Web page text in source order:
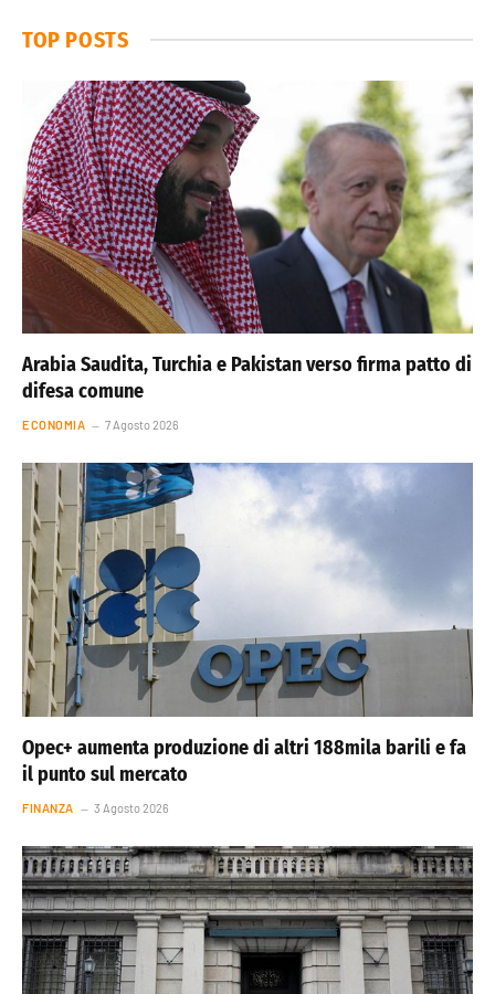
TOP POSTS
Arabia Saudita, Turchia e Pakistan verso firma patto di
difesa comune
ECONOMIA 7 Agosto 2026
Opec+ aumenta produzione di altri 188mila barili e fa
il punto sul mercato
FINANZA 3 Agosto 2026